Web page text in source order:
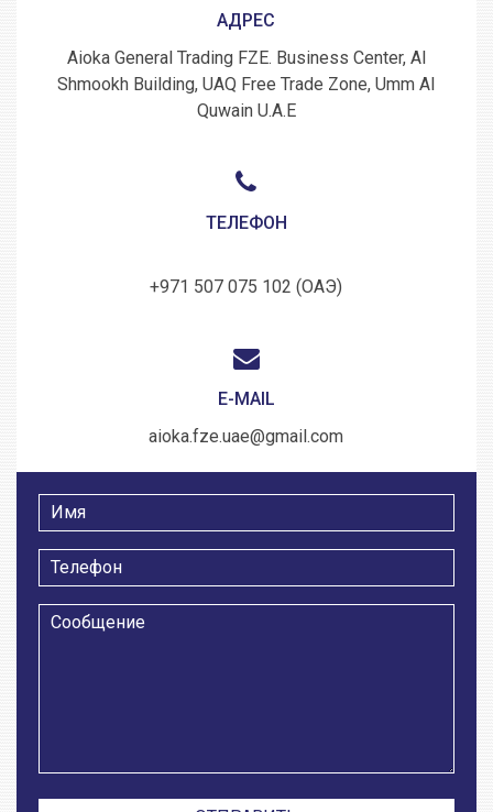
АДРЕС
Aioka General Trading FZE. Business Center, Al
Shmookh Building, UAQ Free Trade Zone, Umm Al
Quwain U.A.E
ТЕЛЕФОН
+971 507 075 102 (ОАЭ)
E-MAIL
aioka.fze.uae@gmail.com